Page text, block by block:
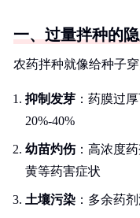
一、过量拌种的
农药拌种就像给种子
抑制发芽 ：药膜过
20%-40%
幼苗灼伤：高浓度
黄等药害症状
土壤污染 ：多余药